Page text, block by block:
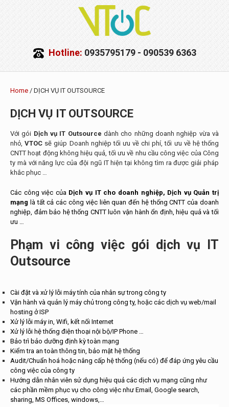
Hotline: 0935795179 - 090539 6363
Home / DỊCH VỤ IT OUTSOURCE
DỊCH VỤ IT OUTSOURCE
Với gói Dịch vụ IT Outsource dành cho những doanh nghiệp vừa và
nhỏ,VTOC sẽ giúp Doanh nghiệp tối ưu về chi phí, tối ưu về hệ thống
CNTT hoạt động không hiệu quả, tối ưu về nhu cầu công việc của Công
ty mà với năng lực của đội ngũ IT hiện tại không tìm ra được giải pháp
khắc phục …
Các công việc của Dịch vụ IT cho doanh nghiệp, Dịch vụ Quản trị
mạng là tất cả các công việc liên quan đến hệ thống CNTT của doanh
nghiệp, đảm bảo hệ thống CNTT luôn vận hành ổn định, hiệu quả và tối
ưu …
Phạm vi công việc gói dịch vụ IT
Outsource
Cài đặt và xử lý lỗi máy tính của nhân sự trong công ty
Vận hành và quản lý máy chủ trong công ty, hoặc các dịch vụ web/mail
hosting ở ISP
Xử lý lỗi máy in, Wifi, kết nối Internet
Xử lý lỗi hệ thống điện thoại nội bộ/IP Phone …
Bảo trì bảo dưỡng định kỳ toàn mạng
Kiểm tra an toàn thông tin, bảo mật hệ thống
Audit/Chuẩn hoá hoặc nâng cấp hệ thống (nếu có) để đáp ứng yêu cầu
công việc của công ty
Hướng dẫn nhân viên sử dụng hiệu quả các dịch vụ mạng cũng như
các phần mềm phục vụ cho công việc như Email, Google search,
sharing, MS Offices, windows,…